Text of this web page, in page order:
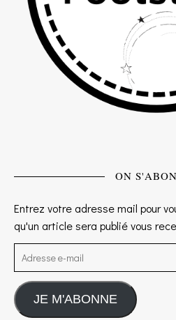
ON
Entrez votre adresse mail pour
qu'un article sera publié vous
Adresse e-mail
JE M'ABONNE